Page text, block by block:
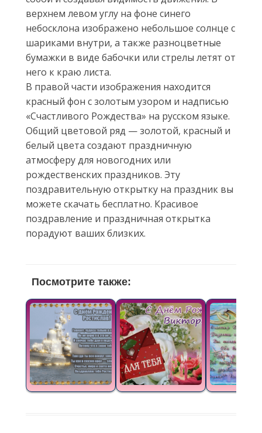
верхнем левом углу на фоне синего
небосклона изображено небольшое солнце с
шариками внутри, а также разноцветные
бумажки в виде бабочки или стрелы летят от
него к краю листа.
В правой части изображения находится
красный фон с золотым узором и надписью
«Счастливого Рождества» на русском языке.
Общий цветовой ряд — золотой, красный и
белый цвета создают праздничную
атмосферу для новогодних или
рождественских праздников. Эту
поздравительную открытку на праздник вы
можете скачать бесплатно. Красивое
поздравление и праздничная открытка
порадуют ваших близких.
Посмотрите также: